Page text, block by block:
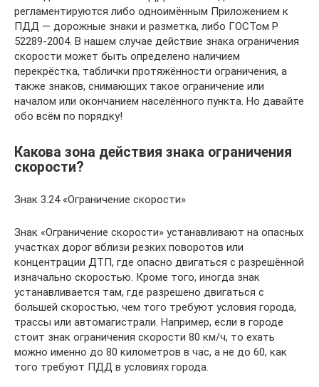
регламентируются либо одноимённым Приложением к
ПДД — дорожные знаки и разметка, либо ГОСТом Р
52289-2004. В нашем случае действие знака ограничения
скорости может быть определено наличием
перекрёстка, таблички протяжённости ограничения, а
также знаков, снимающих такое ограничение или
началом или окончанием населённого пункта. Но давайте
обо всём по порядку!
Какова зона действия знака ограничения
скорости?
Знак 3.24 «Ограничение скорости»
Знак «Ограничение скорости» устанавливают на опасных
участках дорог вблизи резких поворотов или
концентрации ДТП, где опасно двигаться с разрешённой
изначально скоростью. Кроме того, иногда знак
устанавливается там, где разрешено двигаться с
большей скоростью, чем того требуют условия города,
трассы или автомагистрали. Например, если в городе
стоит знак ограничения скорости 80 км/ч, то ехать
можно именно до 80 километров в час, а не до 60, как
того требуют ПДД в условиях города.